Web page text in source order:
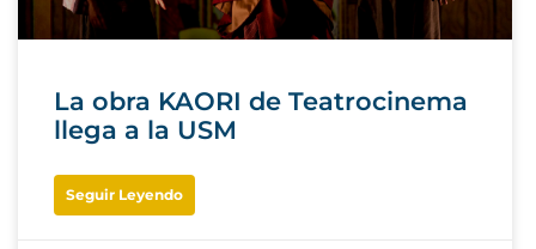
La obra KAORI de Teatrocinema
llega a la USM
Seguir Leyendo